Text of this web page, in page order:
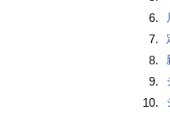
6.
7.
8.
9.
10.